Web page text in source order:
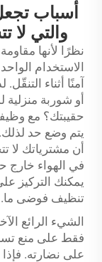
أسباب
والتي لا
نظرًا لأنها
الاستخدام
آمنًا أثناء
أو شوربة منزلية
يتم وضع حد لذلك.
أن مشترياتك لا
في الهواء خارج
يمكنك التركيز
تنظيف فوضى ما.
الشيء الرائع
فقط على منع
على نضارته.